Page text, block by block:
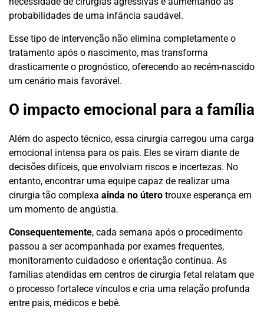
probabilidades de uma infância saudável.
Esse tipo de intervenção não elimina completamente o
tratamento após o nascimento, mas transforma
drasticamente o prognóstico, oferecendo ao recém-nascido
um cenário mais favorável.
O impacto emocional para a família
Além do aspecto técnico, essa cirurgia carregou uma carga
emocional intensa para os pais. Eles se viram diante de
decisões difíceis, que envolviam riscos e incertezas. No
entanto, encontrar uma equipe capaz de realizar uma
cirurgia tão complexa ainda no útero trouxe esperança em
um momento de angústia.
Consequentemente, cada semana após o procedimento
passou a ser acompanhada por exames frequentes,
monitoramento cuidadoso e orientação contínua. As
famílias atendidas em centros de cirurgia fetal relatam que
o processo fortalece vínculos e cria uma relação profunda
entre pais, médicos e bebê.